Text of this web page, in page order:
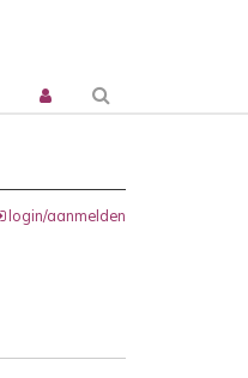
login/aanmelden